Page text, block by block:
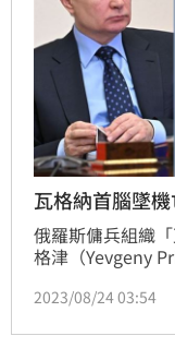
瓦格納首腦墜
俄羅斯傭兵組織
格津（Yevgeny
對於事故發生的
2023/08/24 03:54